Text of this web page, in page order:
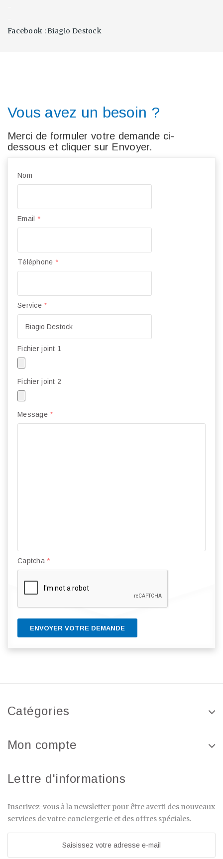
Facebook : Biagio Destock
Vous avez un besoin ?
Merci de formuler votre demande ci-
dessous et cliquer sur Envoyer.
Nom
Email *
Téléphone *
Service *
Fichier joint 1
Fichier joint 2
Message *
Captcha *
ENVOYER VOTRE DEMANDE
Catégories
Mon compte
Lettre d'informations
Inscrivez-vous à la newsletter pour être averti des nouveaux
services de votre conciergerie et des offres spéciales.